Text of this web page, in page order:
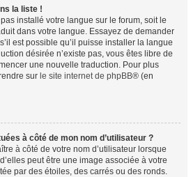
la liste !
installé votre langue sur le forum, soit le
dans votre langue. Essayez de demander
est possible qu’il puisse installer la langue
désirée n’existe pas, vous êtes libre de
une nouvelle traduction. Pour plus
sur le site internet de phpBB® (en
à côté de mon nom d’utilisateur ?
à côté de votre nom d’utilisateur lorsque
peut être une image associée à votre
par des étoiles, des carrés ou des ronds.